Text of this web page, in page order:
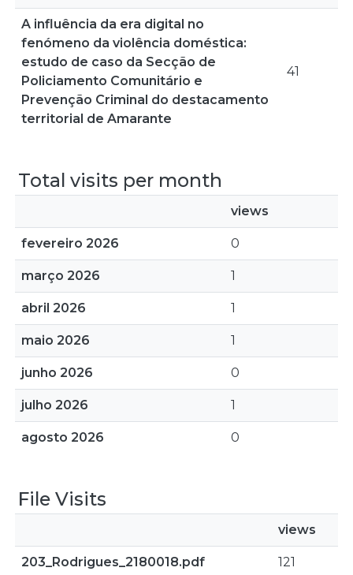
A influência da era digital no
fenómeno da violência doméstica:
estudo de caso da Secção de
Policiamento Comunitário e
Prevenção Criminal do destacamento
territorial de Amarante
41
Total visits per month
views
fevereiro 2026 0
março 2026 1
abril 2026 1
maio 2026 1
junho 2026 0
julho 2026 1
agosto 2026 0
File Visits
views
203_Rodrigues_2180018.pdf 121